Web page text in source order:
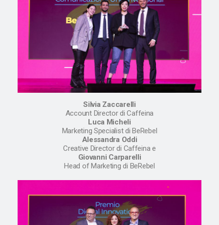
Silvia Zaccarelli
Account Director di Caffeina
Luca Micheli
Marketing Specialist di BeRebel
Alessandra Oddi
Creative Director di Caffeina e
Giovanni Carparelli
Head of Marketing di BeRebel